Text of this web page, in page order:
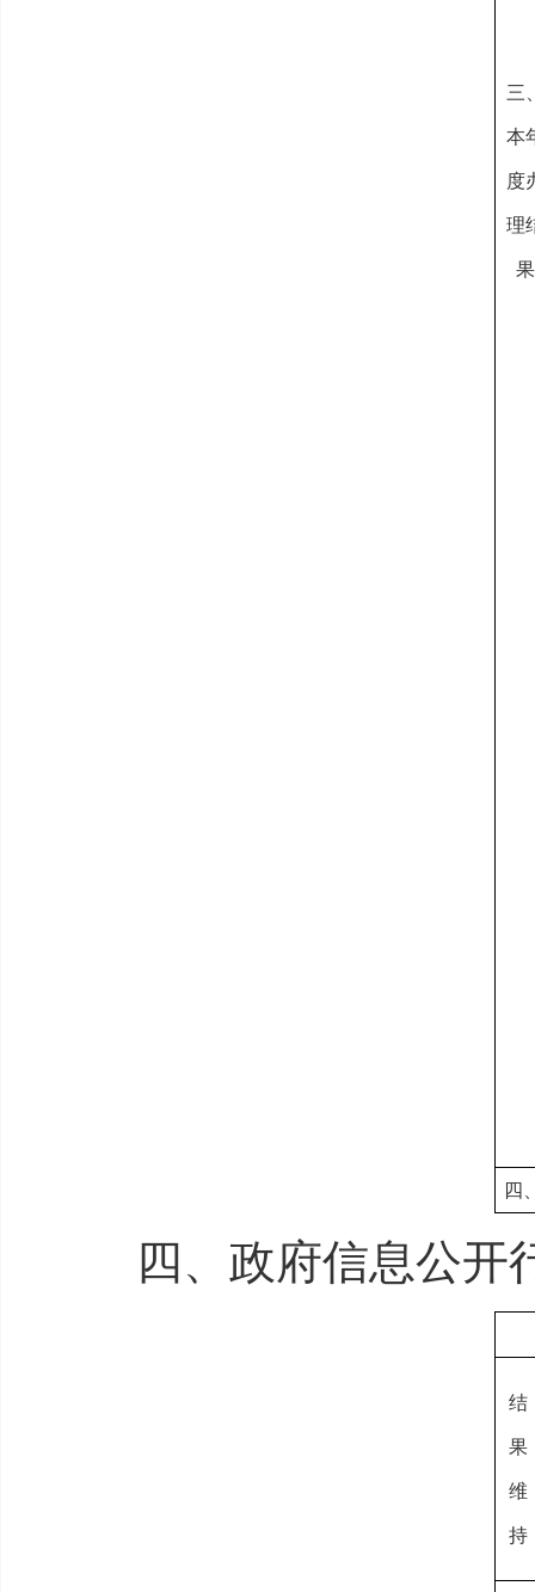
三
本
度
理
果
四
四、政府信息公开
结
果
维
持